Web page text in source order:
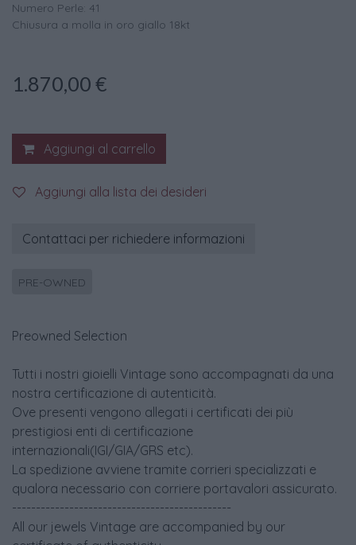
Numero Perle: 41
Chiusura a molla in oro giallo 18kt
1.870,00 €
Aggiungi al carrello
Aggiungi alla lista dei desideri
Contattaci per richiedere informazioni
PRE-OWNED
Preowned Selection
Tutti i nostri gioielli Vintage sono accompagnati da una
nostra certificazione di autenticità.
Ove presenti vengono allegati i certificati dei più
prestigiosi enti di certificazione
internazionali(IGI/GIA/GRS etc).
La spedizione avviene tramite corrieri specializzati e
qualora necessario con corriere portavalori assicurato.
----------------------------------------------
All our jewels Vintage are accompanied by our